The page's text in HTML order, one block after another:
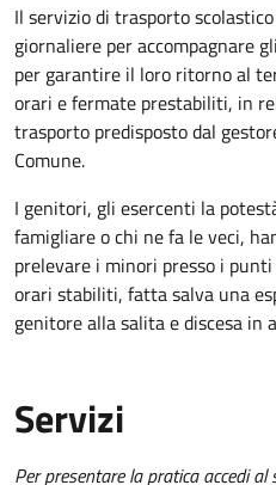
Il servizio di trasporto
giornaliere per accompagnare
per garantire il loro ritorno al
orari e fermate prestabiliti, in
trasporto predisposto dal
Comune.
I genitori, gli esercenti la
famigliare o chi ne fa le veci,
prelevare i minori presso i
orari stabiliti, fatta salva una
genitore alla salita e discesa in
Servizi
Per presentare la pratica accedi